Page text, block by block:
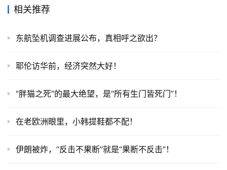
相关推荐
东航坠机调查进展公布，真相呼之欲出？
耶伦访华前，经济突然大好！
“胖猫之死”的最大绝望，是“所有生门皆死门”！
在老欧洲眼里，小韩提鞋都不配！
伊朗被炸，“反击不果断”就是“果断不反击”！